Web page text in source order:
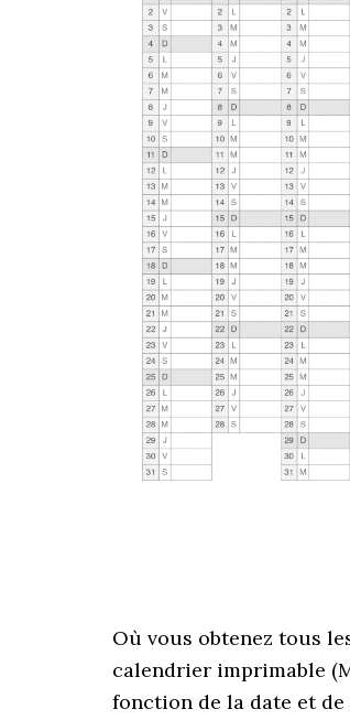
Où vous obtenez tous
calendrier imprimable
fonction de la date et